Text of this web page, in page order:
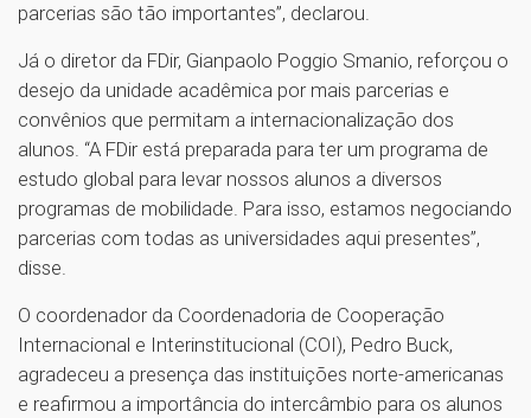
parcerias são tão importantes”, declarou.
Já o diretor da FDir, Gianpaolo Poggio Smanio, reforçou o
desejo da unidade acadêmica por mais parcerias e
convênios que permitam a internacionalização dos
alunos. “A FDir está preparada para ter um programa de
estudo global para levar nossos alunos a diversos
programas de mobilidade. Para isso, estamos negociando
parcerias com todas as universidades aqui presentes”,
disse.
O coordenador da Coordenadoria de Cooperação
Internacional e Interinstitucional (COI), Pedro Buck,
agradeceu a presença das instituições norte-americanas
e reafirmou a importância do intercâmbio para os alunos